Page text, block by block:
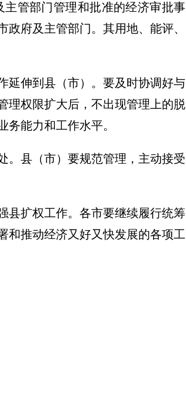
主管部门管理和批准的经济审批事
府及主管部门。其用地、能评、
延伸到县（市）。要及时协调好与
理权限扩大后，不出现管理上的脱
能力和工作水平。
。县（市）要规范管理，主动接受
县扩权工作。各市要继续履行统筹
和推动经济又好又快发展的各项工